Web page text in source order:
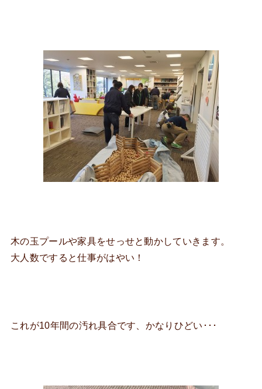
木の玉プールや家具をせっせと動かしていきます。
大人数ですると仕事がはやい！
これが10年間の汚れ具合です、かなりひどい･･･